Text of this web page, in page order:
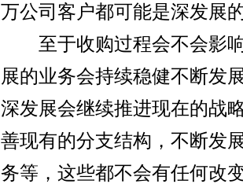
万公司客户都可能是深发展
至于收购过程会不会影响
展的业务会持续稳健不断发
深发展会继续推进现在的战
善现有的分支结构，不断发
务等，这些都不会有任何改